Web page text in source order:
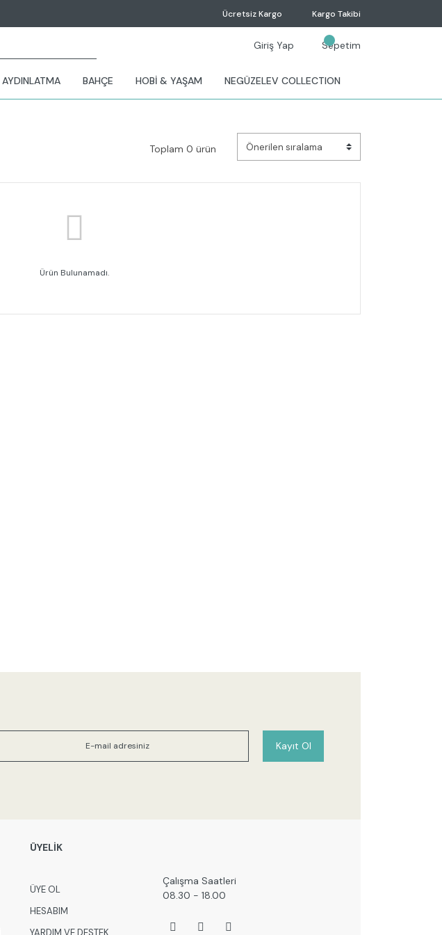
Ücretsiz Kargo Kargo Takibi
Giriş Yap Sepetim
AYDINLATMA BAHÇE HOBİ & YAŞAM NEGÜZELEV COLLECTION
Toplam 0 ürün
Ürün Bulunamadı.
Kayıt Ol
ÜYELİK
ÜYE OL
HESABIM
YARDIM VE DESTEK
Çalışma Saatleri
08.30 - 18.00